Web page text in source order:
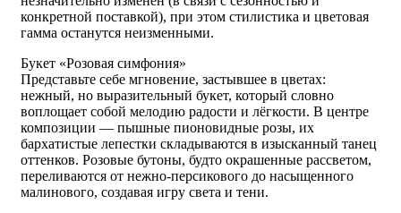
конкретной поставкой), при этом стилистика и цветовая
гамма останутся неизменными.
Букет «Розовая симфония»
Представьте себе мгновение, застывшее в цветах:
нежный, но выразительный букет, который словно
воплощает собой мелодию радости и лёгкости. В центре
композиции — пышные пионовидные розы, их
бархатистые лепестки складываются в изысканный танец
оттенков. Розовые бутоны, будто окрашенные рассветом,
переливаются от нежно-персикового до насыщенного
малинового, создавая игру света и тени.